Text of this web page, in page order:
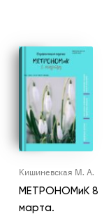
Кишиневская М. А.
МЕТРОНОМиК 8
марта.